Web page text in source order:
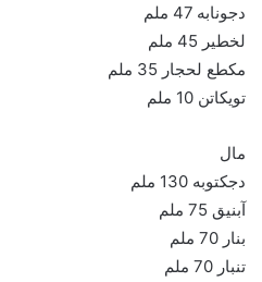
دجونابه 47 ملم
لخطير 45 ملم
مكطع لحجار 35 ملم
تويكاتن 10 ملم
مال
دجكتوبه 130 ملم
آبنيق 75 ملم
بنار 70 ملم
تنبار 70 ملم